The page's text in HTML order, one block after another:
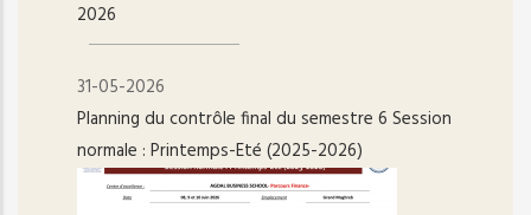
2026
31-05-2026
Planning du contrôle final du semestre 6 Session
normale : Printemps-Eté (2025-2026)